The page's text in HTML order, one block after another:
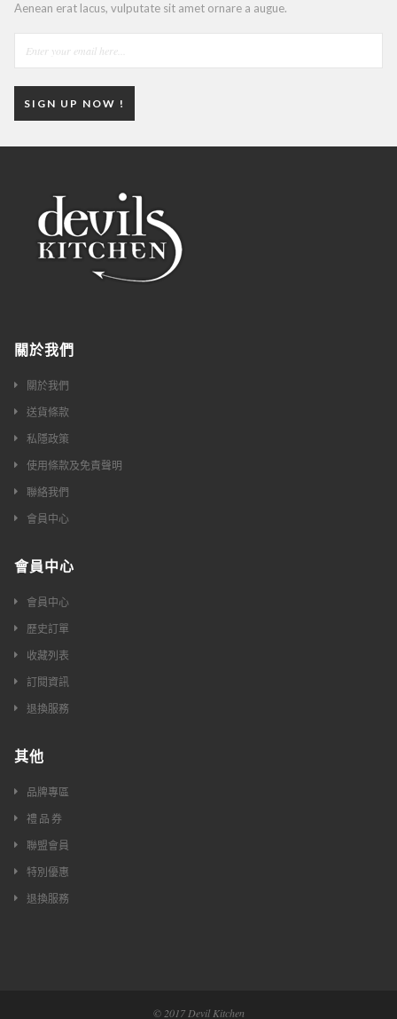
Aenean erat lacus, vulputate sit amet ornare a augue.
SIGN UP NOW !
關於我們
關於我們
送貨條款
私隱政策
使用條款及免責聲明
聯絡我們
會員中心
會員中心
會員中心
歷史訂單
收藏列表
訂閱資訊
退換服務
其他
品牌專區
禮 品 券
聯盟會員
特別優惠
退換服務
© 2017 Devil Kitchen